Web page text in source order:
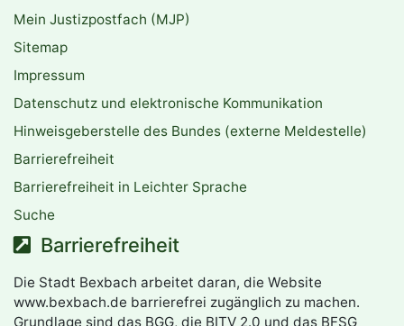
Mein Justizpostfach (MJP)
Sitemap
Impressum
Datenschutz und elektronische Kommunikation
Hinweisgeberstelle des Bundes (externe Meldestelle)
Barrierefreiheit
Barrierefreiheit in Leichter Sprache
Suche
Barrierefreiheit
Die Stadt Bexbach arbeitet daran, die Website
www.bexbach.de barrierefrei zugänglich zu machen.
Grundlage sind das BGG, die BITV 2.0 und das BFSG